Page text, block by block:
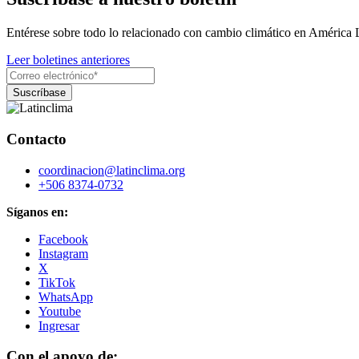
Entérese sobre todo lo relacionado con cambio climático en América
Leer boletines anteriores
Contacto
coordinacion@latinclima.org
+506 8374-0732
Síganos en:
Facebook
Instagram
X
TikTok
WhatsApp
Youtube
Ingresar